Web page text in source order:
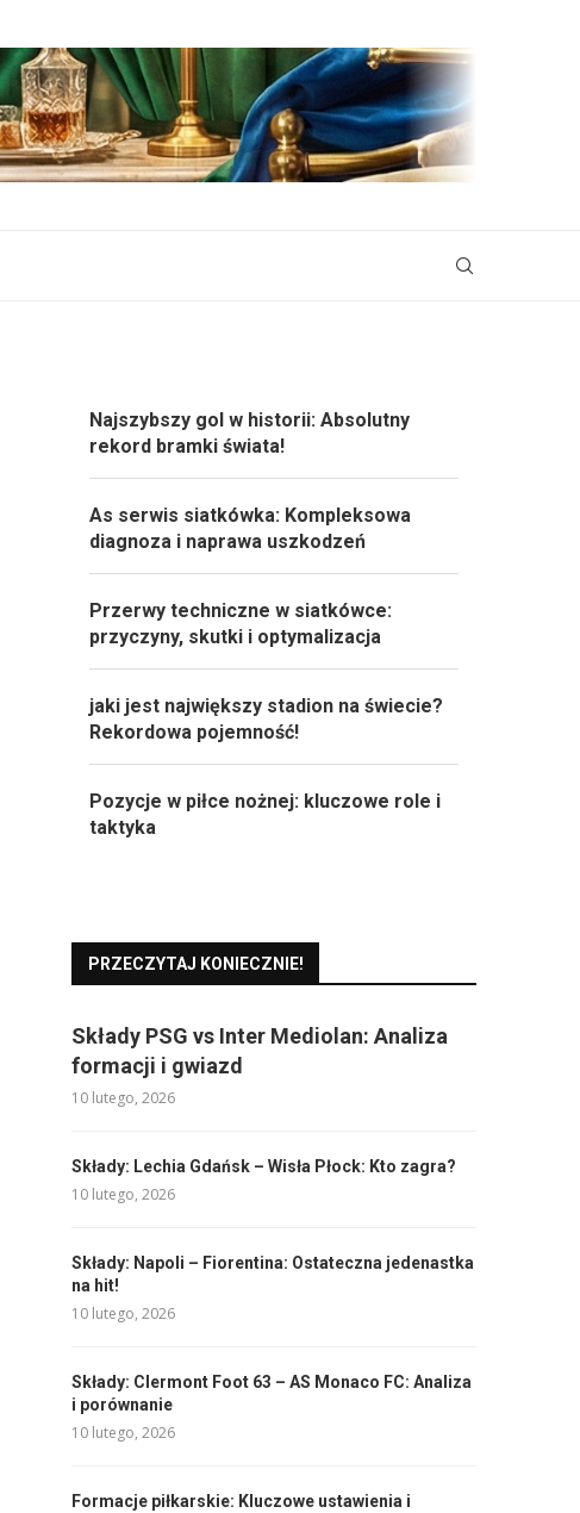
Najszybszy gol w historii: Absolutny
rekord bramki świata!
As serwis siatkówka: Kompleksowa
diagnoza i naprawa uszkodzeń
Przerwy techniczne w siatkówce:
przyczyny, skutki i optymalizacja
jaki jest największy stadion na świecie?
Rekordowa pojemność!
Pozycje w piłce nożnej: kluczowe role i
taktyka
PRZECZYTAJ KONIECZNIE!
Składy PSG vs Inter Mediolan: Analiza
formacji i gwiazd
10 lutego, 2026
Składy: Lechia Gdańsk – Wisła Płock: Kto zagra?
10 lutego, 2026
Składy: Napoli – Fiorentina: Ostateczna jedenastka
na hit!
10 lutego, 2026
Składy: Clermont Foot 63 – AS Monaco FC: Analiza
i porównanie
10 lutego, 2026
Formacje piłkarskie: Kluczowe ustawienia i